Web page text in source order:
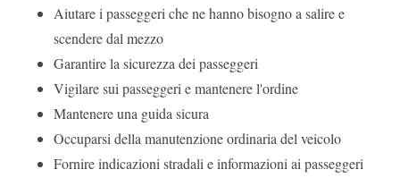
Aiutare i passeggeri che ne hanno bisogno a salire e
scendere dal mezzo
Garantire la sicurezza dei passeggeri
Vigilare sui passeggeri e mantenere l'ordine
Mantenere una guida sicura
Occuparsi della manutenzione ordinaria del veicolo
Fornire indicazioni stradali e informazioni ai passeggeri